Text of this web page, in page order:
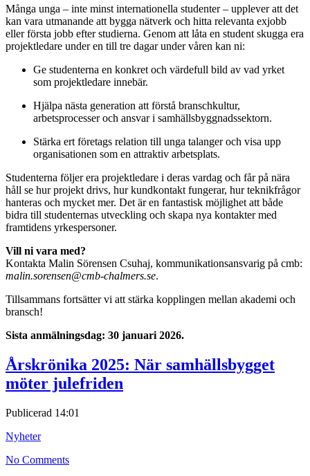
Många unga – inte minst internationella studenter – upplever att det
kan vara utmanande att bygga nätverk och hitta relevanta exjobb
eller första jobb efter studierna. Genom att låta en student skugga era
projektledare under en till tre dagar under våren kan ni:
Ge studenterna en konkret och värdefull bild av vad yrket
som projektledare innebär.
Hjälpa nästa generation att förstå branschkultur,
arbetsprocesser och ansvar i samhällsbyggnadssektorn.
Stärka ert företags relation till unga talanger och visa upp
organisationen som en attraktiv arbetsplats.
Studenterna följer era projektledare i deras vardag och får på nära
håll se hur projekt drivs, hur kundkontakt fungerar, hur teknikfrågor
hanteras och mycket mer. Det är en fantastisk möjlighet att både
bidra till studenternas utveckling och skapa nya kontakter med
framtidens yrkespersoner.
Vill ni vara med?
Kontakta Malin Sörensen Csuhaj, kommunikationsansvarig på cmb:
malin.sorensen@cmb-chalmers.se.
Tillsammans fortsätter vi att stärka kopplingen mellan akademi och
bransch!
Sista anmälningsdag: 30 januari 2026.
Årskrönika 2025: När samhällsbygget
möter julefriden
Publicerad 14:01
Nyheter
No Comments